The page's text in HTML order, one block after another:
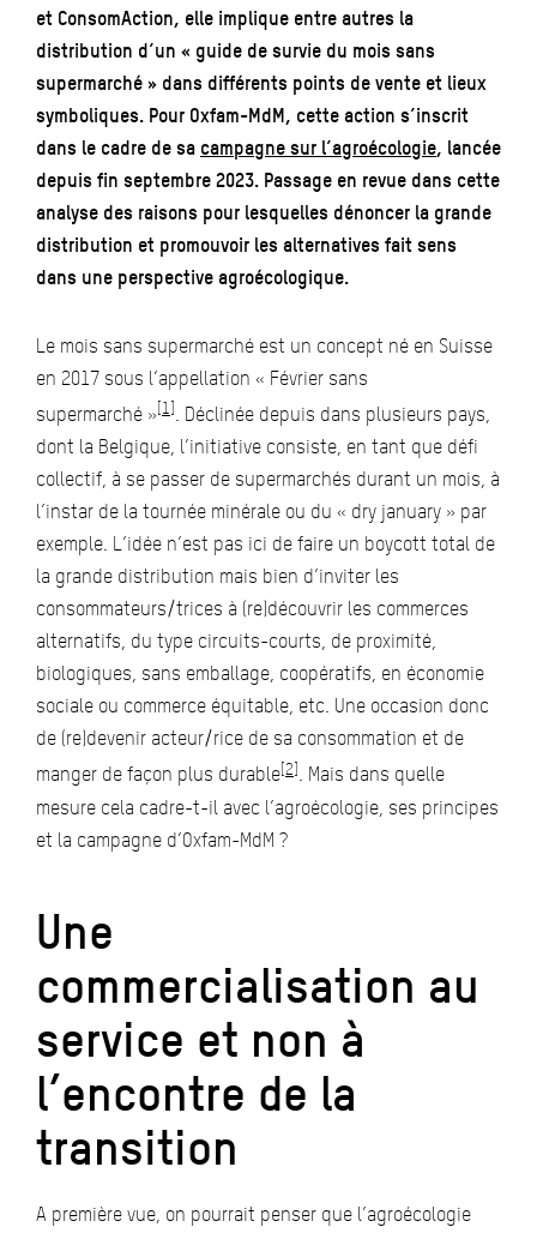
et ConsomAction, elle implique entre autres la
distribution d’un « guide de survie du mois sans
supermarché » dans différents points de vente et lieux
symboliques. Pour Oxfam-MdM, cette action s’inscrit
dans le cadre de sa campagne sur l’agroécologie, lancée
depuis fin septembre 2023. Passage en revue dans cette
analyse des raisons pour lesquelles dénoncer la grande
distribution et promouvoir les alternatives fait sens
dans une perspective agroécologique.
Le mois sans supermarché est un concept né en Suisse
en 2017 sous l’appellation « Février sans
supermarché »[1]. Déclinée depuis dans plusieurs pays,
dont la Belgique, l’initiative consiste, en tant que défi
collectif, à se passer de supermarchés durant un mois, à
l’instar de la tournée minérale ou du « dry january » par
exemple. L’idée n’est pas ici de faire un boycott total de
la grande distribution mais bien d’inviter les
consommateurs/trices à (re)découvrir les commerces
alternatifs, du type circuits-courts, de proximité,
biologiques, sans emballage, coopératifs, en économie
sociale ou commerce équitable, etc. Une occasion donc
de (re)devenir acteur/rice de sa consommation et de
manger de façon plus durable[2]. Mais dans quelle
mesure cela cadre-t-il avec l’agroécologie, ses principes
et la campagne d’Oxfam-MdM ?
Une
commercialisation au
service et non à
l’encontre de la
transition
A première vue, on pourrait penser que l’agroécologie